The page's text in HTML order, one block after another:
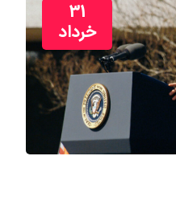
31
خرداد